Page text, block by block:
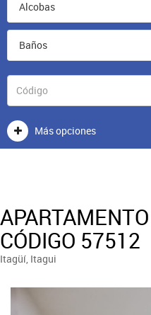
Más opciones
CÓDIGO 57512
Itagüí, Itagui